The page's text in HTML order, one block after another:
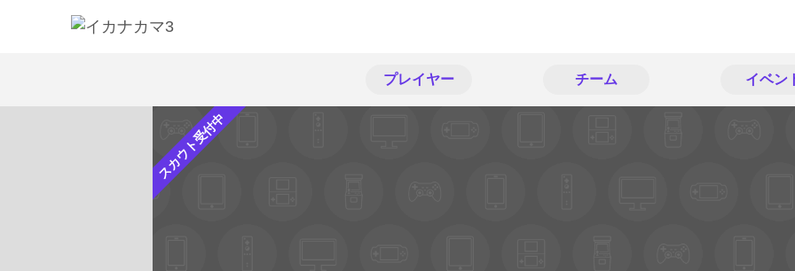
プレイヤー チーム イベン
スカウト受付中